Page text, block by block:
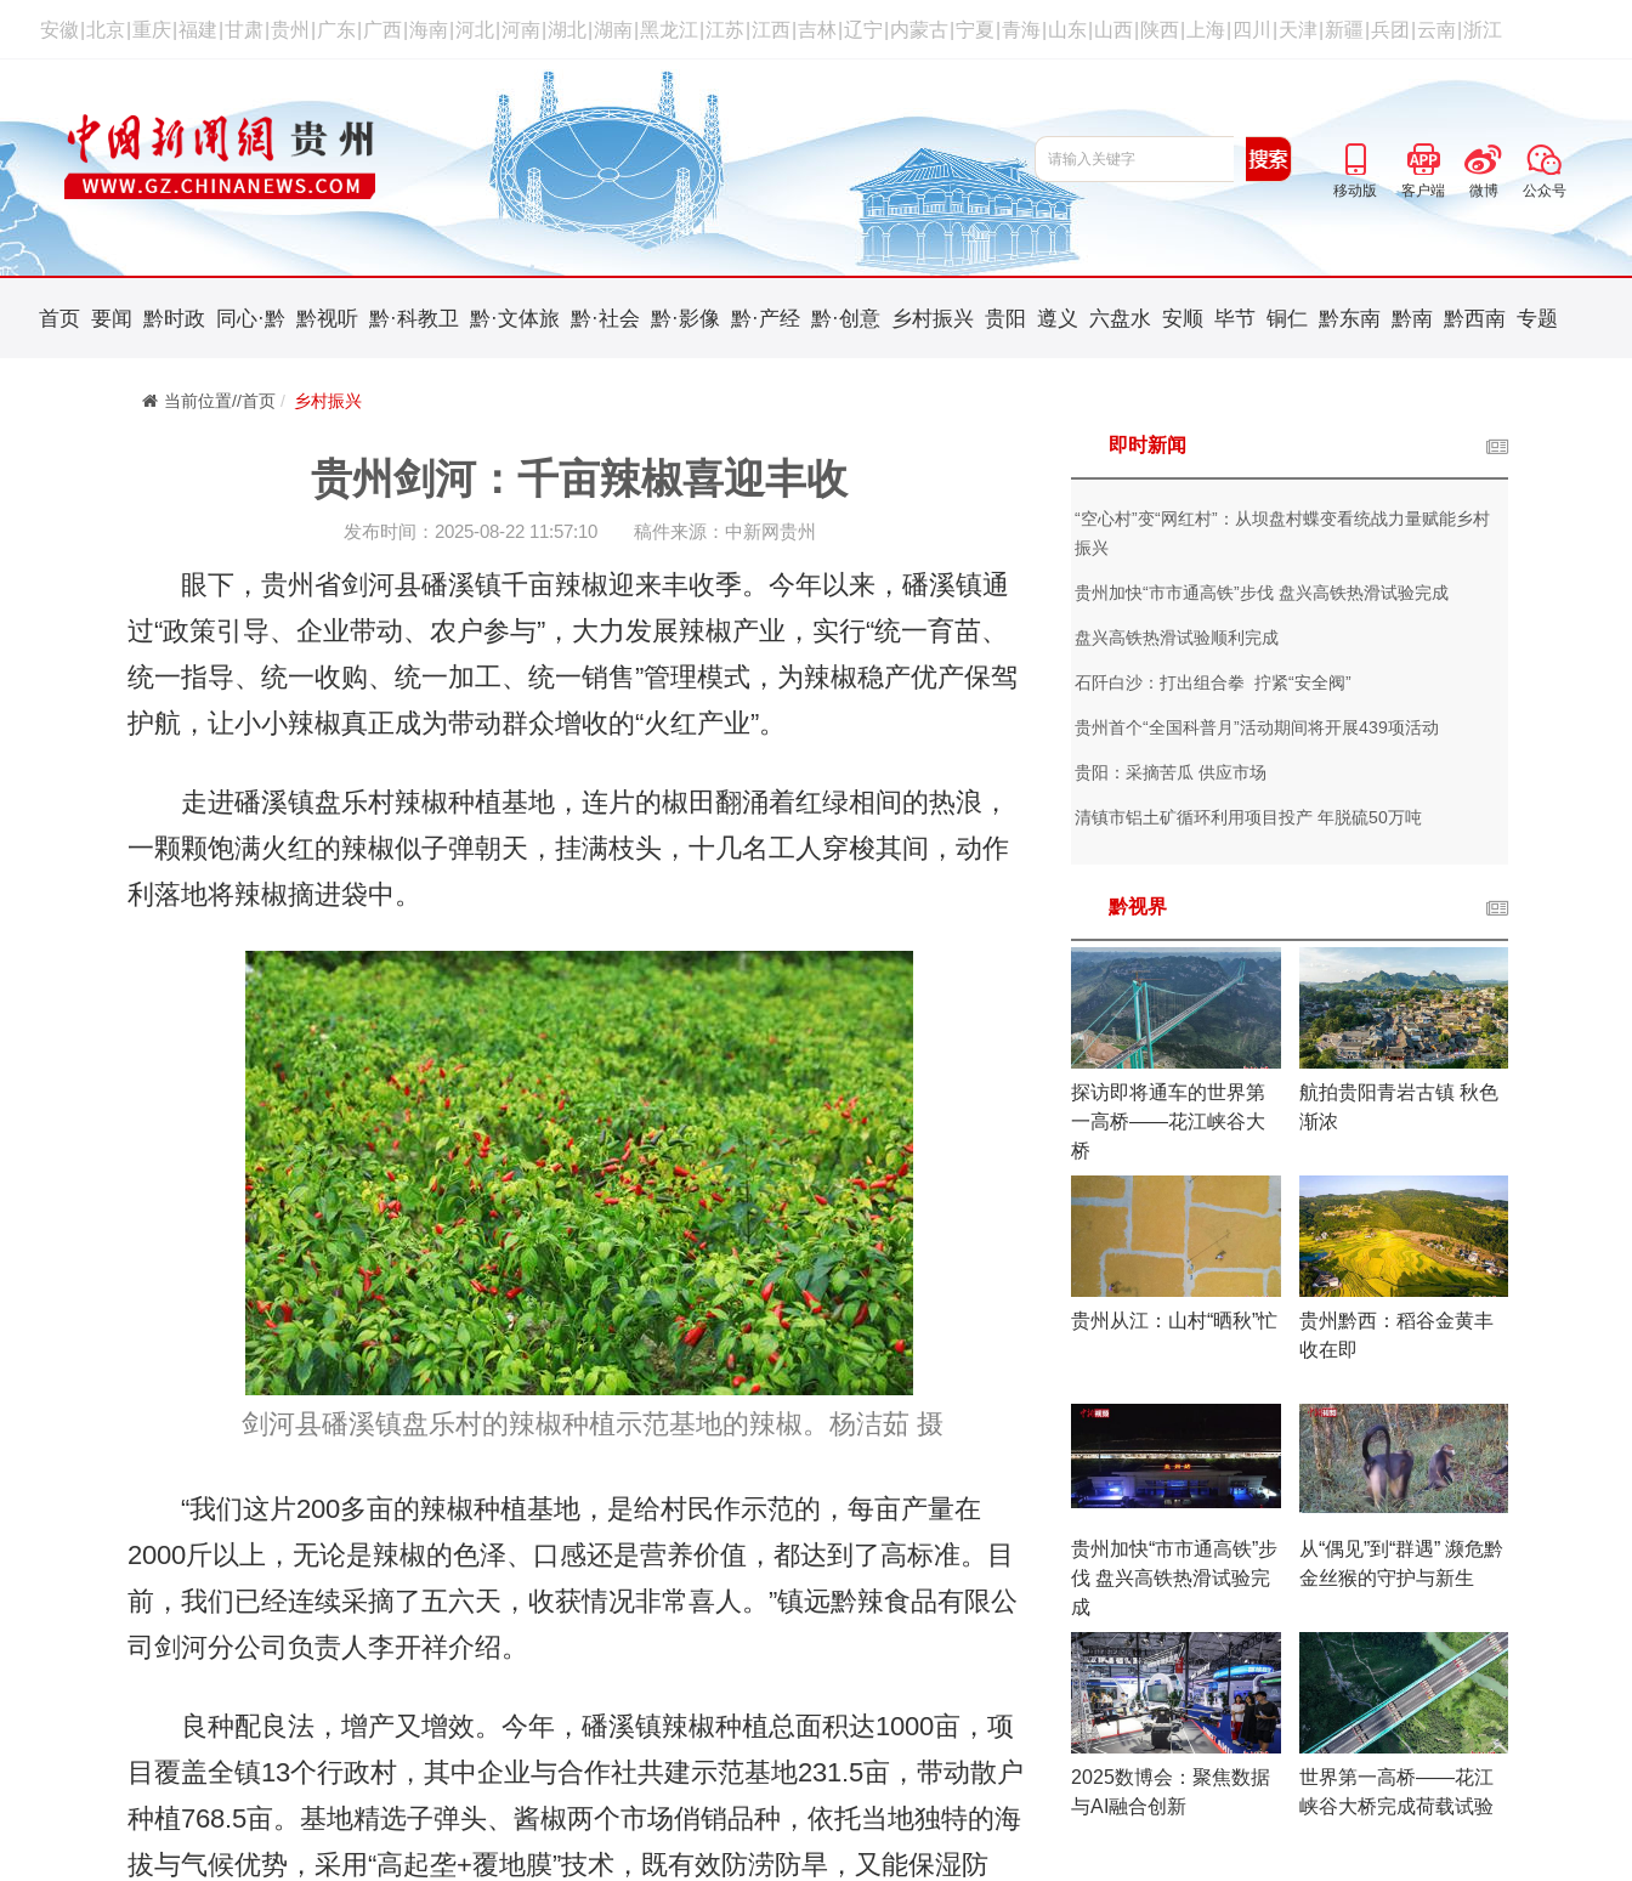
安徽 北京 重庆 福建 甘肃 贵州 广东 广西 海南 河北 河南 湖北 湖南 黑龙江 江苏 江西 吉林 辽宁 内蒙古 宁夏 青海 山东 山西 陕西 上海 四川 天津 新疆 兵团 云南 浙江
移动版 客户端 微博 公众号
首页 要闻 黔时政 同心·黔 黔视听 黔·科教卫 黔·文体旅 黔·社会 黔·影像 黔·产经 黔·创意 乡村振兴 贵阳 遵义 六盘水 安顺 毕节 铜仁 黔东南 黔南 黔西南 专题
当前位置//首页 乡村振兴
贵州剑河：千亩辣椒喜迎丰收
发布时间：2025-08-22 11:57:10 稿件来源：中新网贵州
眼下，贵州省剑河县磻溪镇千亩辣椒迎来丰收季。今年以来，磻溪镇通
过“政策引导、企业带动、农户参与”，大力发展辣椒产业，实行“统一育苗、
统一指导、统一收购、统一加工、统一销售”管理模式，为辣椒稳产优产保驾
护航，让小小辣椒真正成为带动群众增收的“火红产业”。
走进磻溪镇盘乐村辣椒种植基地，连片的椒田翻涌着红绿相间的热浪，
一颗颗饱满火红的辣椒似子弹朝天，挂满枝头，十几名工人穿梭其间，动作
利落地将辣椒摘进袋中。
剑河县磻溪镇盘乐村的辣椒种植示范基地的辣椒。杨洁茹 摄
“我们这片200多亩的辣椒种植基地，是给村民作示范的，每亩产量在
2000斤以上，无论是辣椒的色泽、口感还是营养价值，都达到了高标准。目
前，我们已经连续采摘了五六天，收获情况非常喜人。”镇远黔辣食品有限公
司剑河分公司负责人李开祥介绍。
良种配良法，增产又增效。今年，磻溪镇辣椒种植总面积达1000亩，项
目覆盖全镇13个行政村，其中企业与合作社共建示范基地231.5亩，带动散户
种植768.5亩。基地精选子弹头、酱椒两个市场俏销品种，依托当地独特的海
拔与气候优势，采用“高起垄+覆地膜”技术，既有效防涝防旱，又能保湿防
即时新闻
“空心村”变“网红村”：从坝盘村蝶变看统战力量赋能乡村
振兴
贵州加快“市市通高铁”步伐 盘兴高铁热滑试验完成
盘兴高铁热滑试验顺利完成
石阡白沙：打出组合拳 拧紧“安全阀”
贵州首个“全国科普月”活动期间将开展439项活动
贵阳：采摘苦瓜 供应市场
清镇市铝土矿循环利用项目投产 年脱硫50万吨
黔视界
探访即将通车的世界第
一高桥——花江峡谷大
桥
航拍贵阳青岩古镇 秋色
渐浓
贵州从江：山村“晒秋”忙
贵州黔西：稻谷金黄丰
收在即
贵州加快“市市通高铁”步
伐 盘兴高铁热滑试验完
成
从“偶见”到“群遇” 濒危黔
金丝猴的守护与新生
2025数博会：聚焦数据
与AI融合创新
世界第一高桥——花江
峡谷大桥完成荷载试验